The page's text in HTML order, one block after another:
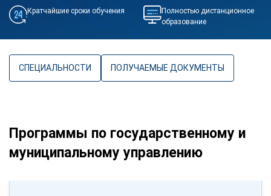
Кратчайшие сроки обучения
Полностью дистанционное
образование
СПЕЦИАЛЬНОСТИ ПОЛУЧАЕМЫЕ ДОКУМЕНТЫ
Программы по государственному и
муниципальному управлению